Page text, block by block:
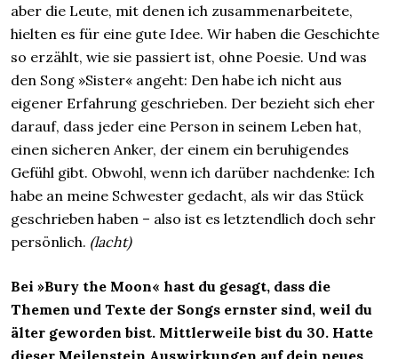
aber die Leute, mit denen ich zusammenarbeitete,
hielten es für eine gute Idee. Wir haben die Geschichte
so erzählt, wie sie passiert ist, ohne Poesie. Und was
den Song »Sister« angeht: Den habe ich nicht aus
eigener Erfahrung geschrieben. Der bezieht sich eher
darauf, dass jeder eine Person in seinem Leben hat,
einen sicheren Anker, der einem ein beruhigendes
Gefühl gibt. Obwohl, wenn ich darüber nachdenke: Ich
habe an meine Schwester gedacht, als wir das Stück
geschrieben haben – also ist es letztendlich doch sehr
persönlich. (lacht)
Bei »Bury the Moon« hast du gesagt, dass die
Themen und Texte der Songs ernster sind, weil du
älter geworden bist. Mittlerweile bist du 30. Hatte
dieser Meilenstein Auswirkungen auf dein neues